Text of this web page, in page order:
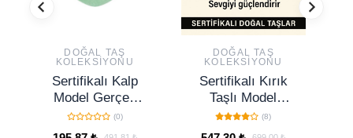
DOĞAL TAŞ
KOLEKSIYONU
Sertifikalı Kalp
Model Gerçek
Aventurin Taşı
Kolye
(0)
DOĞAL TAŞ
KOLEKSIYONU
Sertifikalı Kırık
Taşlı Model
Rodonit Taşı
Kolye – Koruyucu
(8)